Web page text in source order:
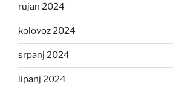
rujan 2024
kolovoz 2024
srpanj 2024
lipanj 2024